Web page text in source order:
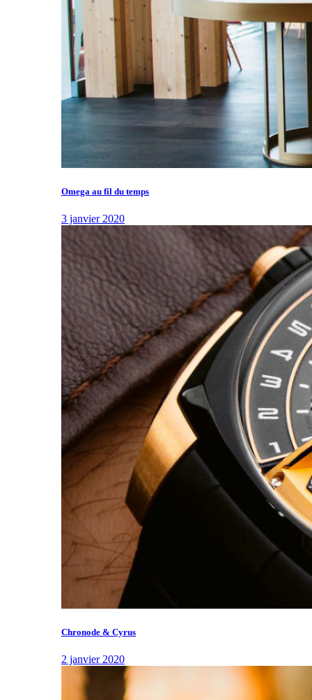
Omega au fil du temps
3 janvier 2020
Chronode & Cyrus
2 janvier 2020